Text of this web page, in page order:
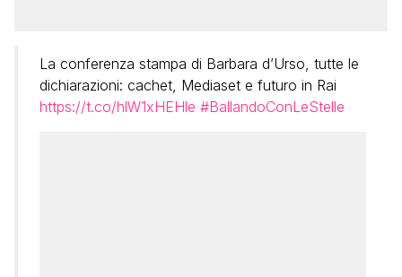
La conferenza stampa di Barbara d’Urso, tutte le
dichiarazioni: cachet, Mediaset e futuro in Rai
https://t.co/hlW1xHEHle #BallandoConLeStelle